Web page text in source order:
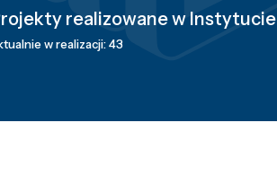
realizowane w Instytucie
w realizacji: 43